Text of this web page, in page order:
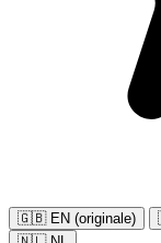
🇬🇧 EN (originale)